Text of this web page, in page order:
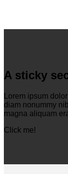
A sticky
Lorem ipsum
diam nonummy
magna aliquam
Click me!